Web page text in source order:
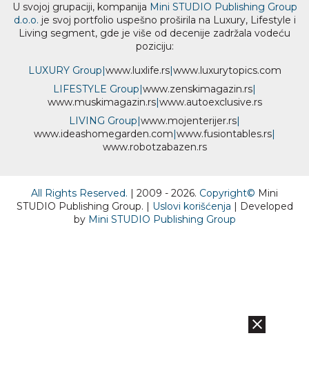
U svojoj grupaciji, kompanija Mini STUDIO Publishing Group
d.o.o. je svoj portfolio uspešno proširila na Luxury, Lifestyle i
Living segment, gde je više od decenije zadržala vodeću
poziciju:
LUXURY Group|www.luxlife.rs|www.luxurytopics.com
LIFESTYLE Group|www.zenskimagazin.rs|
www.muskimagazin.rs|www.autoexclusive.rs
LIVING Group|www.mojenterijer.rs|
www.ideashomegarden.com|www.fusiontables.rs|
www.robotzabazen.rs
All Rights Reserved. | 2009 - 2026. Copyright© Mini
STUDIO Publishing Group. | Uslovi korišćenja | Developed
by Mini STUDIO Publishing Group